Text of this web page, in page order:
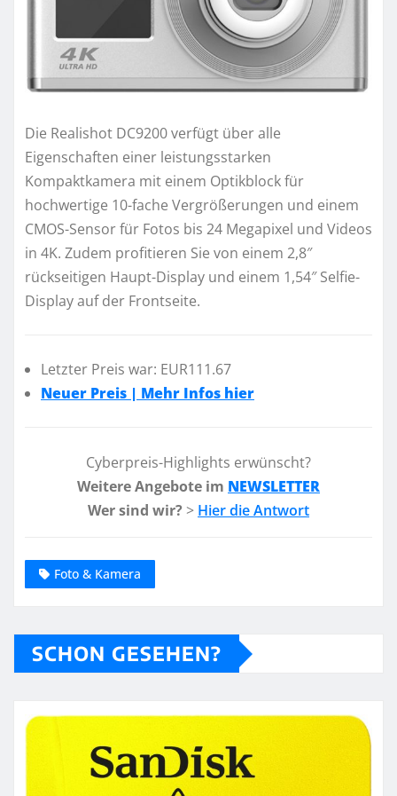
Die Realishot DC9200 verfügt über alle
Eigenschaften einer leistungsstarken
Kompaktkamera mit einem Optikblock für
hochwertige 10-fache Vergrößerungen und einem
CMOS-Sensor für Fotos bis 24 Megapixel und Videos
in 4K. Zudem profitieren Sie von einem 2,8″
rückseitigen Haupt-Display und einem 1,54″ Selfie-
Display auf der Frontseite.
Letzter Preis war: EUR111.67
Neuer Preis | Mehr Infos hier
Cyberpreis-Highlights erwünscht?
Weitere Angebote im NEWSLETTER
Wer sind wir? > Hier die Antwort
Foto & Kamera
SCHON GESEHEN?